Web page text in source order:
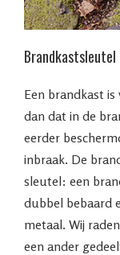
Brandkastsleutel
Een brandkast
dan dat in de
eerder
inbraak. De
sleutel: een
dubbel bebaard
metaal. Wij
een ander